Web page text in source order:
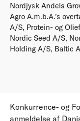
Nordjysk Andels
Agro A.m.b.A.’s
A/S, Protein- og
Nordic Seed A/S,
Holding A/S, Baltic
Konkurrence- og
anmeldelse af